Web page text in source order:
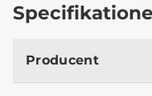
Producent